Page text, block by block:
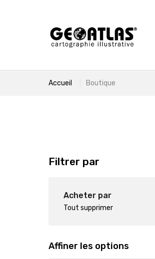
Accueil Boutique
Filtrer par
Acheter par
Tout supprimer
Affiner les options